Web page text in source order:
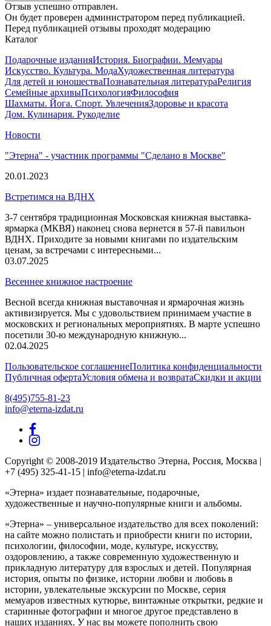
Отзыв успешно отправлен.
Он будет проверен администратором перед публикацией.
Перед публикацией отзывы проходят модерацию
Каталог
Подарочные изданияИстория. Биографии. Мемуары
Искусство. Культура. МодаХудожественная литература
Для детей и юношестваПознавательная литератураРелигия
Семейные архивыПсихологияФилософия
Шахматы. Йога. Спорт. УвлеченияЗдоровье и красота
Дом. Кулинария. Рукоделие
Новости
"Этерна" - участник программы "Сделано в Москве"
20.01.2023
Встретимся на ВДНХ
3-7 сентября традиционная Московская книжная выставка-
ярмарка (МКВЯ) наконец снова вернется в 57-й павильон
ВДНХ. Приходите за новыми книгами по издательским
ценам, за встречами с интересными...
03.07.2025
Весеннее книжное настроение
Весной всегда книжная выставочная и ярмарочная жизнь
активизируется. Мы с удовольствием принимаем участие в
московских и региональных мероприятиях. В марте успешно
посетили 30-ю международную книжную...
02.04.2025
Пользовательское соглашениеПолитика конфиденциальности
Публичная офертаУсловия обмена и возвратаСкидки и акции
8(495)755-81-23
info@eterna-izdat.ru
Copyright © 2008-2019 Издательство Этерна, Россия, Москва |
+7 (495) 325-41-15 | info@eterna-izdat.ru
«Этерна» издает познавательные, подарочные,
художественные и научно-популярные книги и альбомы.
«Этерна» – универсальное издательство для всех поколений:
на сайте можно полистать и приобрести книги по истории,
психологии, философии, моде, культуре, искусству,
оздоровлению, а также современную художественную и
прикладную литературу для взрослых и детей. Популярная
история, опыты по физике, истории любви и любовь в
истории, увлекательные экскурсии по Москве, серия
мемуаров известных кутюрье, винтажные открытки, редкие и
старинные фотографии и многое другое представлено в
наших изданиях. У нас вы можете пополнить свою